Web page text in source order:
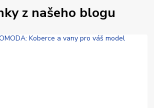
z našeho blogu